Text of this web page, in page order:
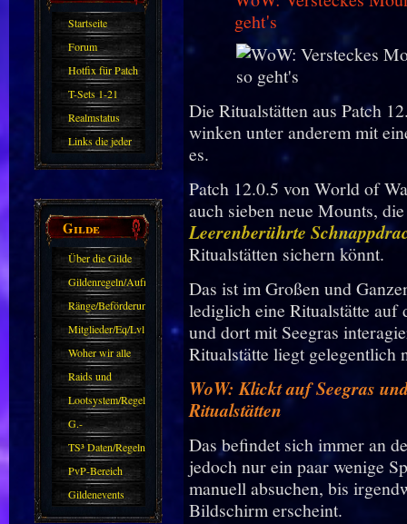
Startseite
Forum
Hotfix für Patch
11.X
T-Sets 1-21
Realmstatus
Links die jeder
kennen sollte?!
Gilde
Über die Gilde
(DAW)
Gildenregeln/Aufnahme
Ränge/Beförderungen
Mitglieder/Eq/Lvl
Woher wir alle
kommen.
Raids und
Zubehör
Lootsystem/Regeln
G.-
Sparkasse/Goldleihen
TS³ Daten/Regeln
PvP-Bereich
Gildenevents
geht's
Die Ritualstätten aus Patch
winken unter anderem mit
es.
Patch 12.0.5 von World of
auch sieben neue Mounts,
Leerenberührte
Ritualstätten sichern könnt.
Das ist im Großen und
lediglich eine Ritualstätte auf
und dort mit Seegras
Ritualstätte liegt gelegentlich
WoW: Klickt auf Seegras
Ritualstätten
Das befindet sich immer an
jedoch nur ein paar wenige
manuell absuchen, bis
Bildschirm erscheint.